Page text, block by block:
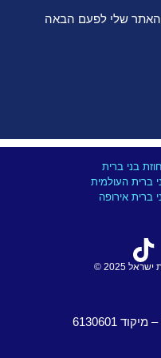
שלי לפעם הבאה
בני ברית
ברית העולמית
ברית אירופה
2025 ©